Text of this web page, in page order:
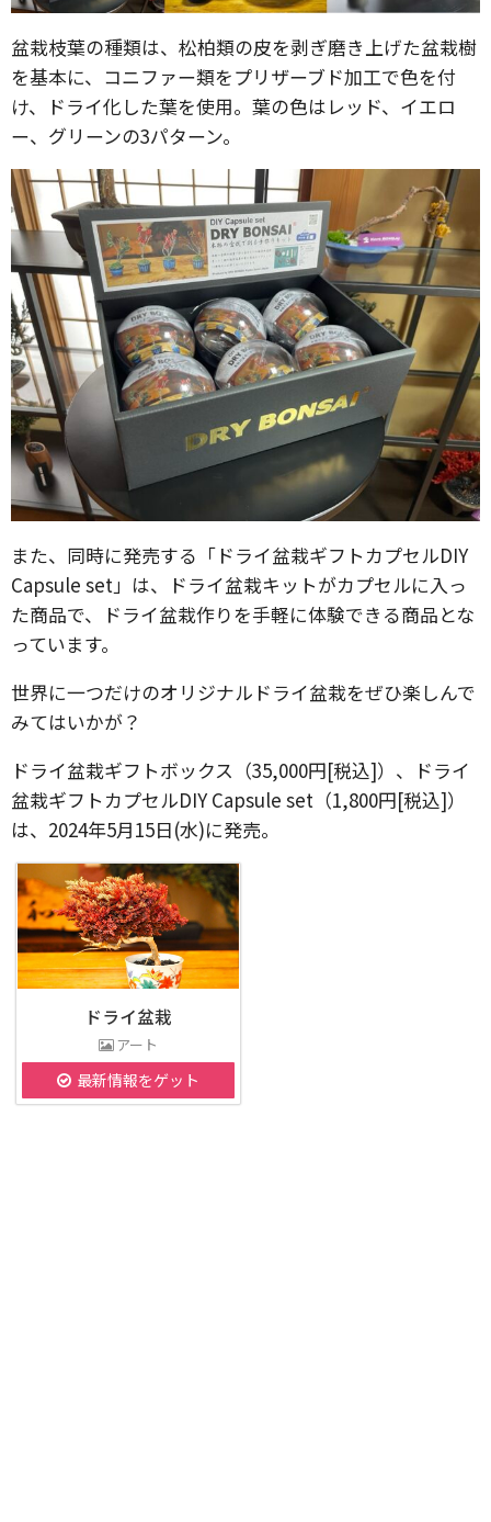
盆栽枝葉の種類は、松柏類の皮を剥ぎ磨き上げた盆栽樹
を基本に、コニファー類をプリザーブド加工で色を付
け、ドライ化した葉を使用。葉の色はレッド、イエロ
ー、グリーンの3パターン。
また、同時に発売する「ドライ盆栽ギフトカプセルDIY
Capsule set」は、ドライ盆栽キットがカプセルに入っ
た商品で、ドライ盆栽作りを手軽に体験できる商品とな
っています。
世界に一つだけのオリジナルドライ盆栽をぜひ楽しんで
みてはいかが？
ドライ盆栽ギフトボックス（35,000円[税込]）、ドライ
盆栽ギフトカプセルDIY Capsule set（1,800円[税込]）
は、2024年5月15日(水)に発売。
ドライ盆栽
アート
最新情報をゲット